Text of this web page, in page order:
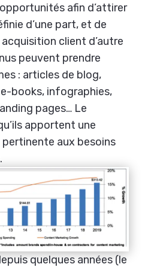
afin d’attirer
d’une part, et de
client d’autre
peuvent prendre
: articles de blog,
books, infographies,
pages… Le
apportent une
aux besoins
quelques années (le